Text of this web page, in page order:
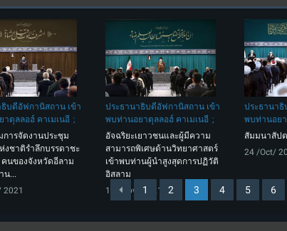
บดีอัฟกานิสถาน เข้า
ตุลลอฮ์ คาเมเนอี
การจัดงานประชุม
งชาติรำลึกบรรดาชะ
นของจังหวัดอีลาม
น...
2021
ประธานาธิบดีอัฟกานิสถาน เข้า
พบท่านอยาตุลลอฮ์ คาเมเนอี
อัจฉริยะเยาวชนและผู้มีความ
สามารถพิเศษด้านวิทยาศาสตร์
เข้าพบท่านผู้นำสูงสุดการปฏิวัติ
อิสลาม
17 /Nov/ 2021
ประธานา
พบท่านอยา
สัมมนาสัป
24 /Oct/
1 2 3 4 5 6